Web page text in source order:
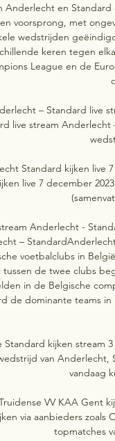
Anderlecht en
voorsprong, met
wedstrijden
keren tegen
League en de
– Standard live
live stream Anderlecht
Standard kijken live
live 7 december
Anderlecht -
–
voetbalclubs in
tussen de twee clubs
in de Belgische
de dominante teams
Standard kijken stream
van Anderlecht,
vandaag
VV KAA Gent
via aanbieders zoals
topmatches